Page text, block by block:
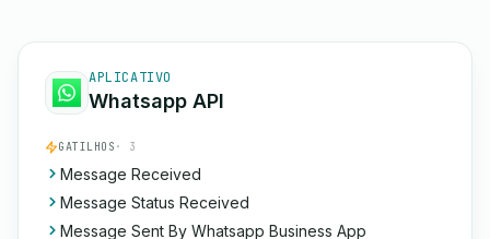
APLICATIVO
Whatsapp API
GATILHOS · 3
Message Received
Message Status Received
Message Sent By Whatsapp Business App